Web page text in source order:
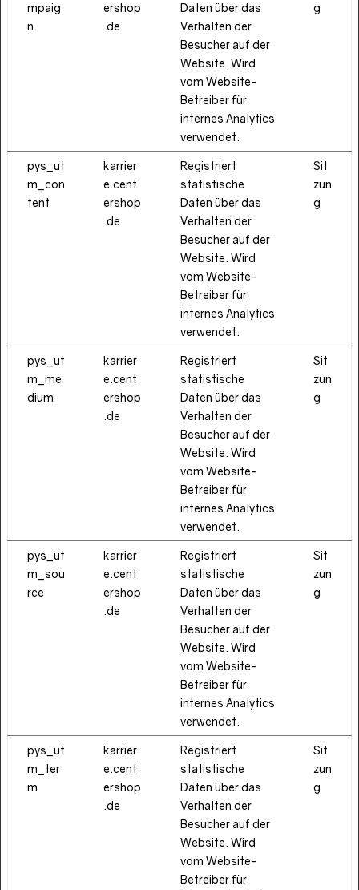
mpaig
n
ershop
.de
Daten über das
Verhalten der
Besucher auf der
Website. Wird
vom Website-
Betreiber für
internes Analytics
verwendet.
g
pys_ut
m_con
tent
karrier
e.cent
ershop
.de
Registriert
statistische
Daten über das
Verhalten der
Besucher auf der
Website. Wird
vom Website-
Betreiber für
internes Analytics
verwendet.
Sit
zun
g
pys_ut
m_me
dium
karrier
e.cent
ershop
.de
Registriert
statistische
Daten über das
Verhalten der
Besucher auf der
Website. Wird
vom Website-
Betreiber für
internes Analytics
verwendet.
Sit
zun
g
pys_ut
m_sou
rce
karrier
e.cent
ershop
.de
Registriert
statistische
Daten über das
Verhalten der
Besucher auf der
Website. Wird
vom Website-
Betreiber für
internes Analytics
verwendet.
Sit
zun
g
pys_ut
m_ter
m
karrier
e.cent
ershop
.de
Registriert
statistische
Daten über das
Verhalten der
Besucher auf der
Website. Wird
vom Website-
Betreiber für
Sit
zun
g